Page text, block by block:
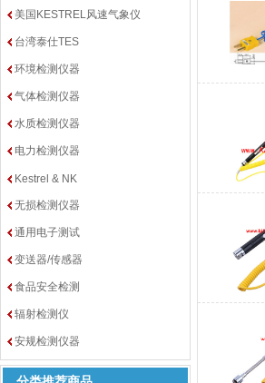
美国KESTREL风速气象仪
台湾泰仕TES
环境检测仪器
气体检测仪器
水质检测仪器
电力检测仪器
Kestrel & NK
无损检测仪器
通用电子测试
变送器/传感器
食品安全检测
辐射检测仪
安规检测仪器